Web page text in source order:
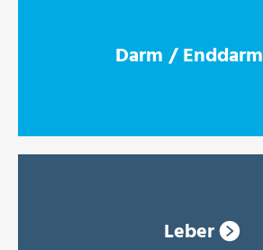
Darm / Enddarm
Leber